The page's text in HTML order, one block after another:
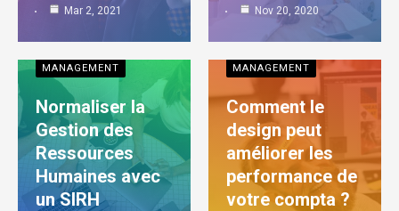
Mar 2, 2021
Nov 20, 2020
MANAGEMENT
Normaliser la
Gestion des
Ressources
Humaines avec
un SIRH
MANAGEMENT
Comment le
design peut
améliorer les
performance de
votre compta ?